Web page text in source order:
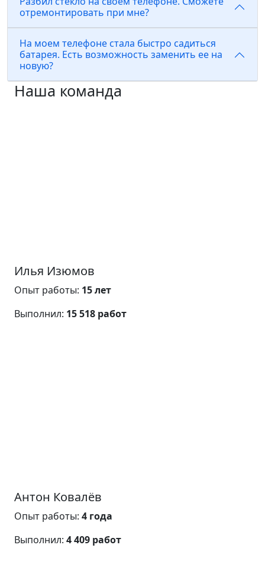
отремонтировать при мне?
На моем телефоне стала быстро садиться
батарея. Есть возможность заменить ее на
новую?
Наша команда
Илья Изюмов
Опыт работы: 15 лет
Выполнил: 15 518 работ
Антон Ковалёв
Опыт работы: 4 года
Выполнил: 4 409 работ